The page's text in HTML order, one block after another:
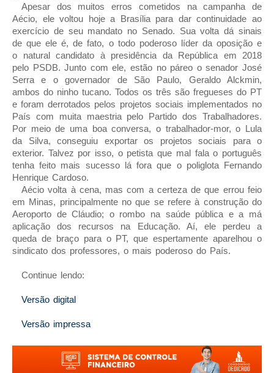
Apesar dos muitos erros cometidos na campanha de
Aécio, ele voltou hoje a Brasília para dar continuidade ao
exercício de seu mandato no Senado. Sua volta dá sinais
de que ele é, de fato, o todo poderoso líder da oposição e
o natural candidato à presidência da República em 2018
pelo PSDB. Junto com ele, estão no páreo o senador José
Serra e o governador de São Paulo, Geraldo Alckmin,
ambos do ninho tucano. Todos os três são fregueses do PT
e foram derrotados pelos projetos sociais implementados no
País com muita maestria pelo Partido dos Trabalhadores.
Por meio de uma boa conversa, o trabalhador-mor, o Lula
da Silva, conseguiu exportar os projetos sociais para o
exterior. Talvez por isso, o petista que mal fala o português
tenha feito mais sucesso lá fora que o poliglota Fernando
Henrique Cardoso.
Aécio volta à cena, mas com a certeza de que errou feio
em Minas, principalmente no que se refere à construção do
Aeroporto de Cláudio; o rombo na saúde pública e a má
aplicação dos recursos na Educação. Aí, ele perdeu a
queda de braço para o PT, que espertamente aparelhou o
sindicato dos professores, o mais poderoso do País.
Continue lendo:
Versão digital
Versão impressa